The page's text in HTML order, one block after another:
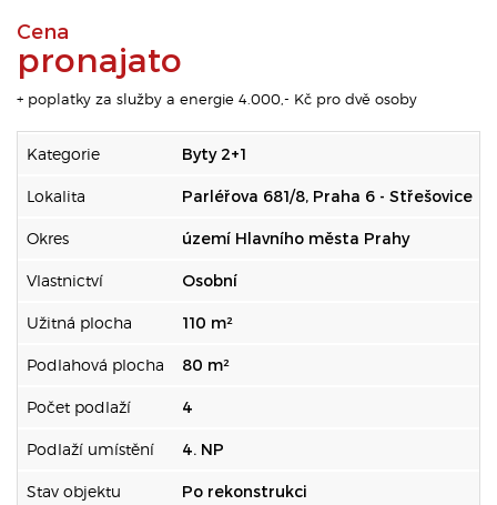
Cena
pronajato
+ poplatky za služby a energie 4.000,- Kč pro dvě osoby
Kategorie Byty 2+1
Lokalita Parléřova 681/8, Praha 6 - Střešovice
Okres území Hlavního města Prahy
Vlastnictví Osobní
Užitná plocha 110 m²
Podlahová plocha 80 m²
Počet podlaží 4
Podlaží umístění 4. NP
Stav objektu Po rekonstrukci